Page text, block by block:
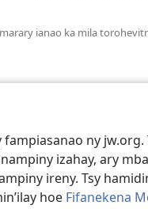
ny jw.org.
izahay, ary
ireny. Tsy
hoe Fifanekena
ianao ka mila